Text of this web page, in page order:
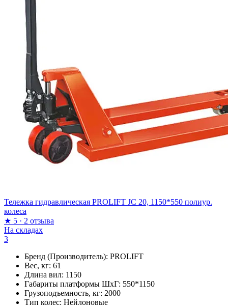
Тележка гидравлическая PROLIFT JC 20, 1150*550 полиур.
колеса
★ 5 · 2 отзыва
На складах
3
Бренд (Производитель): PROLIFT
Вес, кг: 61
Длина вил: 1150
Габариты платформы ШxГ: 550*1150
Грузоподъемность, кг: 2000
Тип колес: Нейлоновые